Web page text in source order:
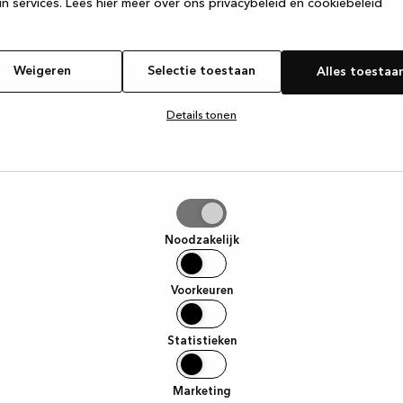
services. Lees hier meer over ons privacybeleid en cookiebeleid
Weigeren Selectie toestaan Alles
Details tonen
Noodzakelijk
Voorkeuren
Statistieken
Marketing